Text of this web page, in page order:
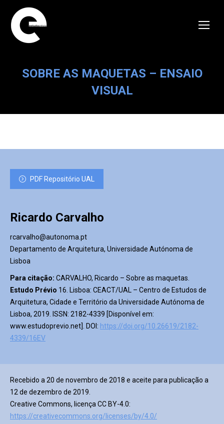
SOBRE AS MAQUETAS – ENSAIO
VISUAL
PDF Repositório UAL
Ricardo Carvalho
rcarvalho@autonoma.pt
Departamento de Arquitetura, Universidade Autónoma de
Lisboa
Para citação: CARVALHO, Ricardo – Sobre as maquetas.
Estudo Prévio 16. Lisboa: CEACT/UAL – Centro de Estudos de
Arquitetura, Cidade e Território da Universidade Autónoma de
Lisboa, 2019. ISSN: 2182-4339 [Disponível em:
www.estudoprevio.net]. DOI: https://doi.org/10.26619/2182-
4339/16EV
Recebido a 20 de novembro de 2018 e aceite para publicação a
12 de dezembro de 2019.
Creative Commons, licença CC BY-4.0:
https://creativecommons.org/licenses/by/4.0/